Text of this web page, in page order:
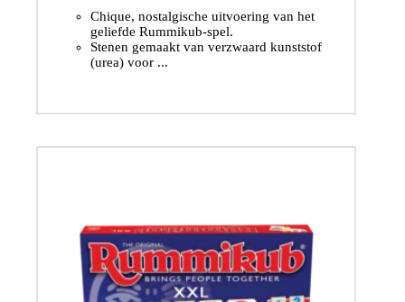
Chique, nostalgische uitvoering van het
geliefde Rummikub-spel.
Stenen gemaakt van verzwaard kunststof
(urea) voor ...